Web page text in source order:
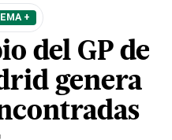
+
del GP de
genera